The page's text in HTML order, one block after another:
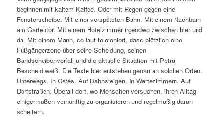
beginnen mit kaltem Kaffee. Oder mit Regen gegen eine
Fensterscheibe. Mit einer verspäteten Bahn. Mit einem Nachbarn
am Gartentor. Mit einem Hotelzimmer irgendwo zwischen hier und
da. Mit einem Mann, so laut telefoniert, dass plötzlich eine
Fußgängerzone über seine Scheidung, seinen
Bandscheibenvorfall und die aktuelle Situation mit Petra
Bescheid weiß. Die Texte hier entstehen genau an solchen Orten.
Unterwegs. In Cafés. Auf Bahnsteigen. In Wartezimmern. Auf
Dorfstraßen. Überall dort, wo Menschen versuchen, ihren Alltag
einigermaßen vernünftig zu organisieren und regelmäßig daran
scheitern.